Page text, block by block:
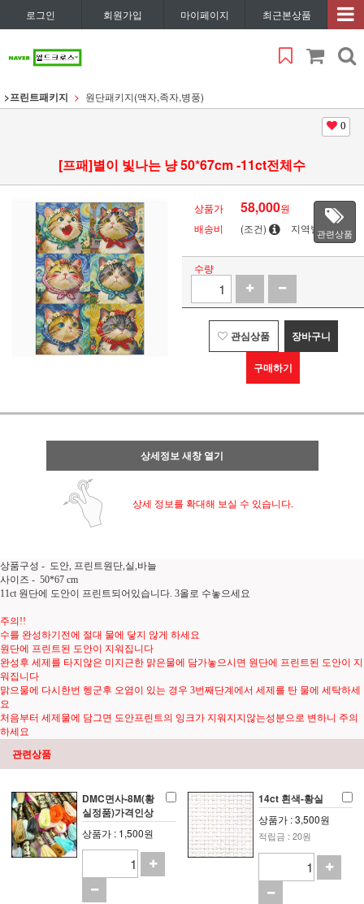
로그인 회원가입 마이페이지 최근본상품
>프린트패키지 원단패키지(액자,족자,병풍)
0
[프패]별이 빛나는 냥 50*67cm -11ct전체수
상품가 58,000원
배송비
(조건) 지역별관련상품
수량
관심상품 장바구니
구매하기
상세정보 새창 열기
상세 정보를 확대해 보실 수 있습니다.
상품구성 - 도안, 프린트원단,실,바늘
사이즈 - 50*67 cm
11ct 원단에 도안이 프린트되어있습니다. 3올로 수놓으세요
주의!!
수를 완성하기전에 절대 물에 닿지 않게 하세요
원단에 프린트된 도안이 지워집니다
완성후 세제를 타지않은 미지근한 맑은물에 담가놓으시면 원단에 프린트된 도안이 지
워집니다
맑으물에 다시한번 헹군후 오염이 있는 경우 3번째단계에서 세제를 탄 물에 세탁하세
요
처음부터 세제물에 담그면 도안프린트의 잉크가 지워지지않는성분으로 변하니 주의
하세요
관련상품
DMC면사-8M(황
실정품)가격인상
상품가 : 1,500원
14ct 흰색-황실
상품가 : 3,500원
적립금 : 20원